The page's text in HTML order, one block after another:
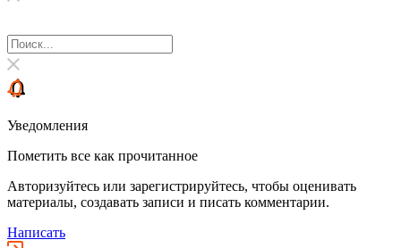
Уведомления
Пометить все как прочитанное
Авторизуйтесь или зарегистрируйтесь, чтобы оценивать
материалы, создавать записи и писать комментарии.
Написать